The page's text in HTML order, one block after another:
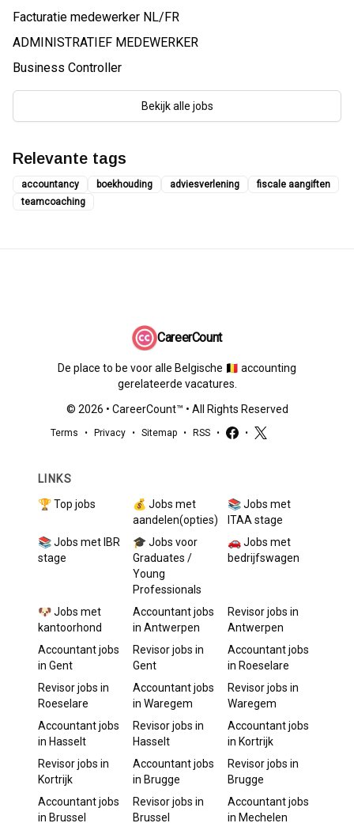
Facturatie medewerker NL/FR
ADMINISTRATIEF MEDEWERKER
Business Controller
Bekijk alle jobs
Relevante tags
accountancy boekhouding adviesverlening
fiscale aangiften
teamcoaching
CareerCount
De place to be voor alle Belgische 🇧🇪 accounting
gerelateerde vacatures.
© 2026 • CareerCount™ • All Rights Reserved
Terms • Privacy • Sitemap • RSS • •
LINKS
🏆 Top jobs
💰 Jobs met
aandelen(opties)
📚 Jobs met
ITAA stage
📚 Jobs met IBR
stage
🎓 Jobs voor
Graduates /
Young
Professionals
🚗 Jobs met
bedrijfswagen
🐶 Jobs met
kantoorhond
Accountantjobs
in Antwerpen
Revisorjobs in
Antwerpen
Accountantjobs
in Gent
Revisorjobs in
Gent
Accountantjobs
in Roeselare
Revisorjobs in
Roeselare
Accountantjobs
in Waregem
Revisorjobs in
Waregem
Accountantjobs
in Hasselt
Revisorjobs in
Hasselt
Accountantjobs
in Kortrijk
Revisorjobs in
Kortrijk
Accountantjobs
in Brugge
Revisorjobs in
Brugge
Accountantjobs
in Brussel
Revisorjobs in
Brussel
Accountantjobs
in Mechelen